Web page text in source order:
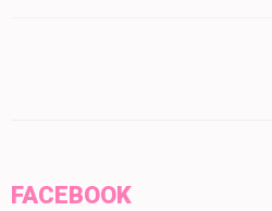
FACEBOOK